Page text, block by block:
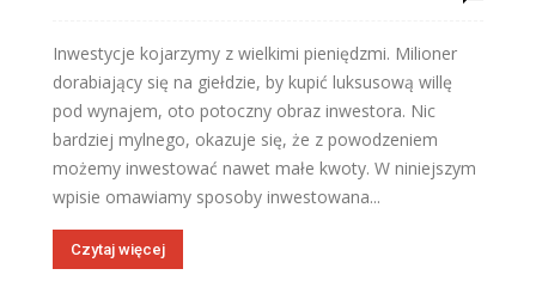
Inwestycje kojarzymy z wielkimi pieniędzmi. Milioner
dorabiający się na giełdzie, by kupić luksusową willę
pod wynajem, oto potoczny obraz inwestora. Nic
bardziej mylnego, okazuje się, że z powodzeniem
możemy inwestować nawet małe kwoty. W niniejszym
wpisie omawiamy sposoby inwestowana...
Czytaj więcej